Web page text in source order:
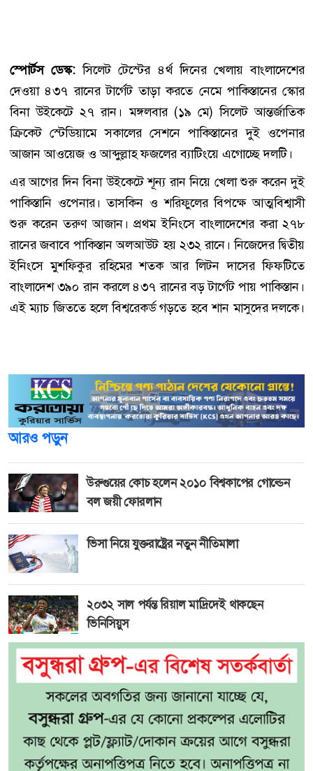
স্পোর্টস ডেস্ক:সিলেট টেস্টের ৪র্থ দিনের খেলায় বাংলাদেশের
দেওয়া ৪৩৭ রানের টার্গেট তাড়া করতে নেমে পাকিস্তানের স্কোর
বিনা উইকেটে ২৭ রান। মঙ্গলবার (১৯ মে) সিলেট আন্তর্জাতিক
ক্রিকেট স্টেডিয়ামে সকালের সেশনে পাকিস্তানের দুই ওপেনার
আজান আওয়েজ ও আব্দুল্লাহ ফজলের ব্যাটিংয়ে এগোচ্ছে দলটি।
এর আগের দিন বিনা উইকেটে শূন্য রান নিয়ে খেলা শুরু করেন দুই
পাকিস্তানি ওপেনার। তাসকিন ও শরিফুলের বিপক্ষে আত্মবিশ্বাসী
শুরু করেন তরুণ আজান। প্রথম ইনিংসে বাংলাদেশের করা ২৭৮
রানের জবাবে পাকিস্তান অলআউট হয় ২৩২ রানে। নিজেদের দ্বিতীয়
ইনিংসে মুশফিকুর রহিমের শতক আর লিটন দাসের ফিফটিতে
বাংলাদেশ ৩৯০ রান করলে ৪৩৭ রানের বড় টার্গেট পায় পাকিস্তান।
এই ম্যাচ জিততে হলে বিশ্বরেকর্ড গড়তে হবে শান মাসুদের দলকে।
আরও পড়ুন
উরুগুয়ের কোচ হলেন ২০১০ বিশ্বকাপের গোল্ডেন
বল জয়ী ফোরলান
ভিসা নিয়ে যুক্তরাষ্ট্রের নতুন নীতিমালা
২০৩২ সাল পর্যন্ত রিয়াল মাদ্রিদেই থাকছেন
ভিনিসিয়ুস